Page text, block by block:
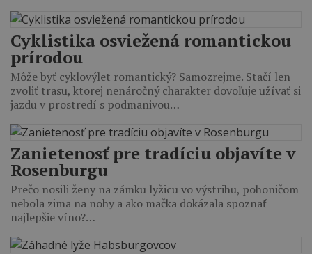
Cyklistika osviežená romantickou
prírodou
Môže byť cyklovýlet romantický? Samozrejme. Stačí len
zvoliť trasu, ktorej nenáročný charakter dovoľuje užívať si
jazdu v prostredí s podmanivou…
Zanietenosť pre tradíciu objavíte v
Rosenburgu
Prečo nosili ženy na zámku lyžicu vo výstrihu, pohoničom
nebola zima na nohy a ako mačka dokázala spoznať
najlepšie víno?…